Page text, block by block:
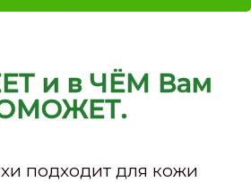
и в ЧЁМ Вам
подходит для кожи